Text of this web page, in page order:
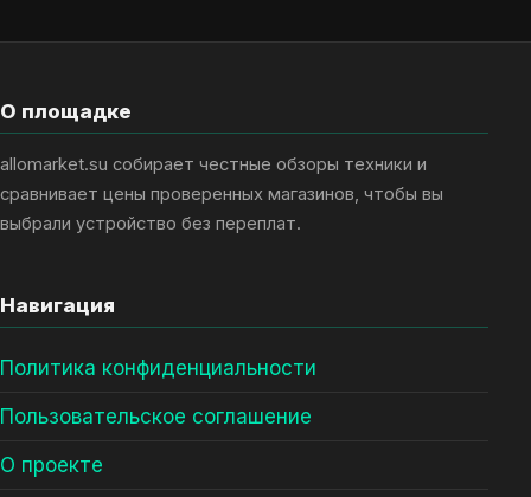
О площадке
allomarket.su собирает честные обзоры техники и
сравнивает цены проверенных магазинов, чтобы вы
выбрали устройство без переплат.
Навигация
Политика конфиденциальности
Пользовательское соглашение
О проекте